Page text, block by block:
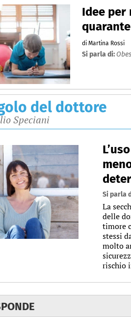
Idee
di Martina Rossi
Si parla di:
del dottore
Speciani
Si parla
La
delle
timore
stessi
molto
rischio